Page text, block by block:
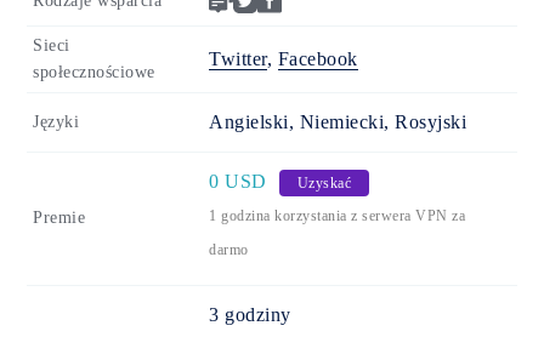
Sieci
społecznościowe
Twitter, Facebook
Języki Angielski, Niemiecki, Rosyjski
Premie
0 USD
Uzyskać
1 godzina korzystania z serwera VPN za
darmo
3 godziny